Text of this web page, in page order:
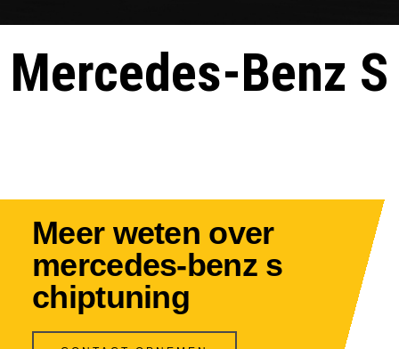
Mercedes-Benz S
Meer weten over
mercedes-benz s
chiptuning